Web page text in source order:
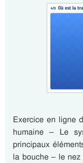
Exercice en ligne
humaine – Le
principaux
la bouche – le